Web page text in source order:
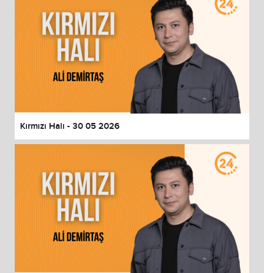
Kırmızı Halı - 30 05 2026